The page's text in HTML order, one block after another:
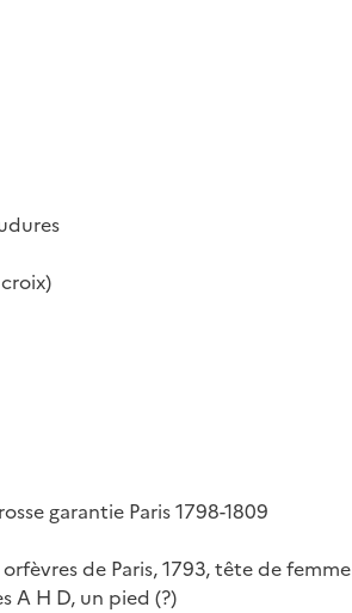
garantie Paris 1798-1809
de Paris, 1793, tête de femme
A H D, un pied (?)